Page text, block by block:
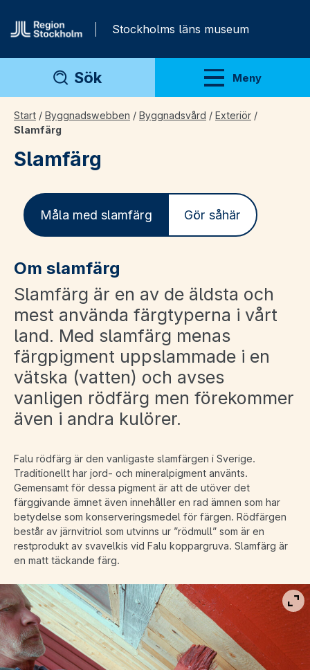
Stockholms läns museum
Sök Meny
Visa meny
Start / Byggnadswebben / Byggnadsvård / Exteriör /
Slamfärg
Slamfärg
Måla med slamfärg Gör såhär
Om slamfärg
Slamfärg är en av de äldsta och
mest använda färgtyperna i vårt
land. Med slamfärg menas
färgpigment uppslammade i en
vätska (vatten) och avses
vanligen rödfärg men förekommer
även i andra kulörer.
Falu rödfärg är den vanligaste slamfärgen i Sverige.
Traditionellt har jord- och mineralpigment använts.
Gemensamt för dessa pigment är att de utöver det
färggivande ämnet även innehåller en rad ämnen som har
betydelse som konserveringsmedel för färgen. Rödfärgen
består av järnvitriol som utvinns ur ”rödmull” som är en
restprodukt av svavelkis vid Falu koppargruva. Slamfärg är
en matt täckande färg.